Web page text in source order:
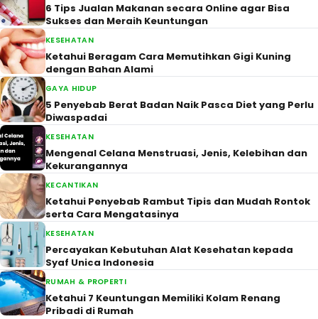
6 Tips Jualan Makanan secara Online agar Bisa
Sukses dan Meraih Keuntungan
KESEHATAN
Ketahui Beragam Cara Memutihkan Gigi Kuning
dengan Bahan Alami
GAYA HIDUP
5 Penyebab Berat Badan Naik Pasca Diet yang Perlu
Diwaspadai
KESEHATAN
Mengenal Celana Menstruasi, Jenis, Kelebihan dan
Kekurangannya
KECANTIKAN
Ketahui Penyebab Rambut Tipis dan Mudah Rontok
serta Cara Mengatasinya
KESEHATAN
Percayakan Kebutuhan Alat Kesehatan kepada
Syaf Unica Indonesia
RUMAH & PROPERTI
Ketahui 7 Keuntungan Memiliki Kolam Renang
Pribadi di Rumah